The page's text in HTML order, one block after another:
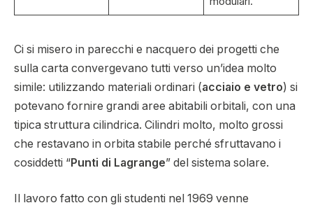
Ci si misero in parecchi e nacquero dei progetti che
sulla carta convergevano tutti verso un’idea molto
simile: utilizzando materiali ordinari (acciaio e vetro) si
potevano fornire grandi aree abitabili orbitali, con una
tipica struttura cilindrica. Cilindri molto, molto grossi
che restavano in orbita stabile perché sfruttavano i
cosiddetti “Punti di Lagrange” del sistema solare.
Il lavoro fatto con gli studenti nel 1969 venne